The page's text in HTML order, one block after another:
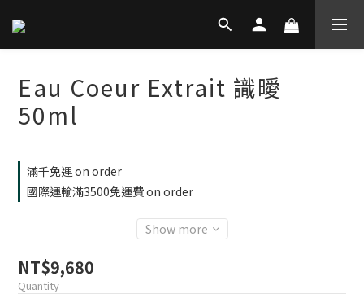
Eau Coeur Extrait 識曖
50ml
滿千免運 on order
國際運輸滿3500免運費 on order
Show more
NT$9,680
Quantity